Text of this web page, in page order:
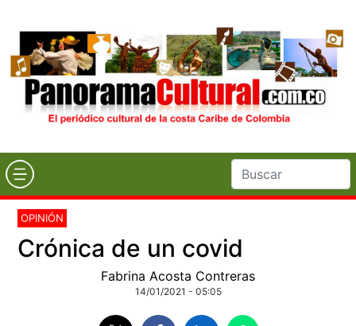
OPINIÓN
Crónica de un covid
Fabrina Acosta Contreras
14/01/2021 - 05:05